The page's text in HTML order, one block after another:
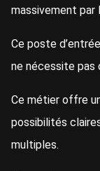
massivement par
Ce poste
ne nécessite pas
Ce métier offre
possibilités
multiples.